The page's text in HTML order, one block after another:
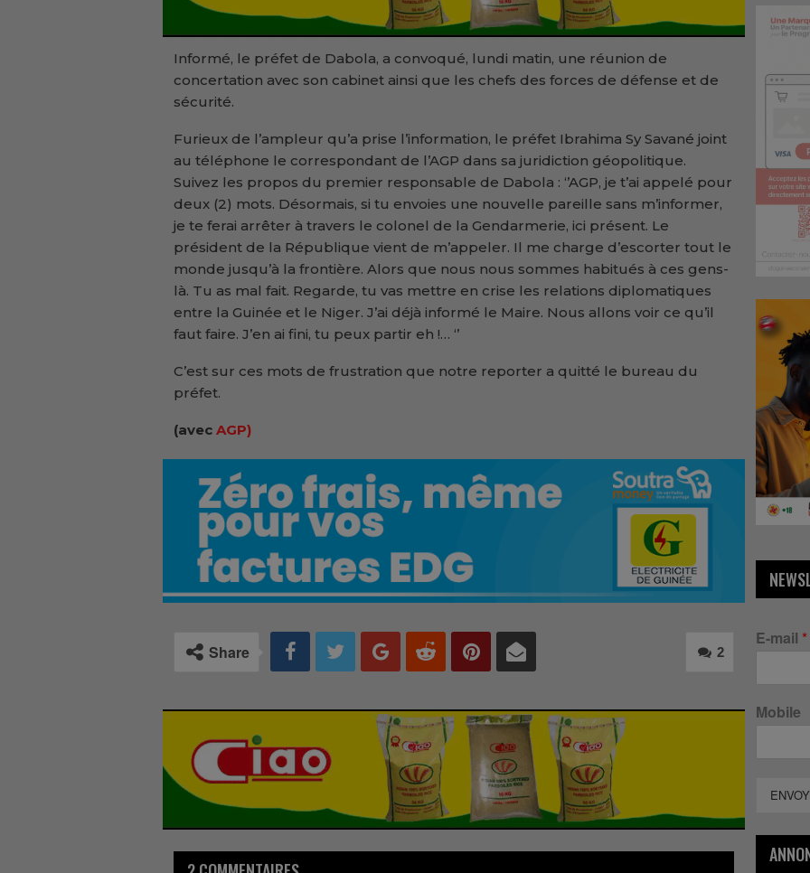
Informé, le préfet de Dabola, a convoqué, lundi matin, une réunion de
concertation avec son cabinet ainsi que les chefs des forces de défense et de
sécurité.
Furieux de l’ampleur qu’a prise l’information, le préfet Ibrahima Sy Savané joint
au téléphone le correspondant de l’AGP dans sa juridiction géopolitique.
Suivez les propos du premier responsable de Dabola : ‘’AGP, je t’ai appelé pour
deux (2) mots. Désormais, si tu envoies une nouvelle pareille sans m’informer,
je te ferai arrêter à travers le colonel de la Gendarmerie, ici présent. Le
président de la République vient de m’appeler. Il me charge d’escorter tout le
monde jusqu’à la frontière. Alors que nous nous sommes habitués à ces gens-
là. Tu as mal fait. Regarde, tu vas mettre en crise les relations diplomatiques
entre la Guinée et le Niger. J’ai déjà informé le Maire. Nous allons voir ce qu’il
faut faire. J’en ai fini, tu peux partir eh !… ‘’
C’est sur ces mots de frustration que notre reporter a quitté le bureau du
préfet.
(avec AGP)
2
Share
E-mail *
Mobile